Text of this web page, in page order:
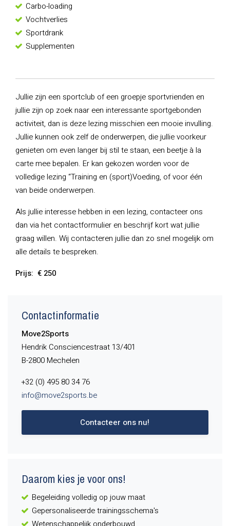
Carbo-loading
Vochtverlies
Sportdrank
Supplementen
Jullie zijn een sportclub of een groepje sportvrienden en
jullie zijn op zoek naar een interessante sportgebonden
activiteit, dan is deze lezing misschien een mooie invulling.
Jullie kunnen ook zelf de onderwerpen, die jullie voorkeur
genieten om even langer bij stil te staan, een beetje à la
carte mee bepalen. Er kan gekozen worden voor de
volledige lezing “Training en (sport)Voeding, of voor één
van beide onderwerpen.
Als jullie interesse hebben in een lezing, contacteer ons
dan via het contactformulier en beschrijf kort wat jullie
graag willen. Wij contacteren jullie dan zo snel mogelijk om
alle details te bespreken.
Prijs: € 250
Contactinformatie
Move2Sports
Hendrik Consciencestraat 13/401
B-2800 Mechelen
+32 (0) 495 80 34 76
info@move2sports.be
Contacteer ons nu!
Daarom kies je voor ons!
Begeleiding volledig op jouw maat
Gepersonaliseerde trainingsschema's